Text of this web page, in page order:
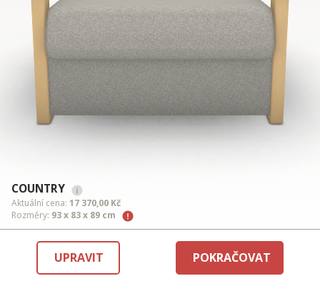
COUNTRY
Aktuální cena: 17 370,00 Kč
Rozměry: 93 x 83 x 89 cm
UPRAVIT POKRAČOVAT